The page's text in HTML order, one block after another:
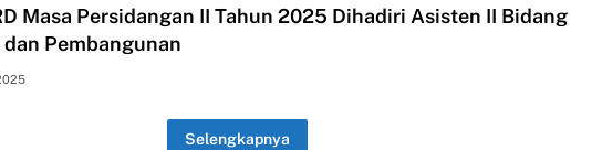
Masa Persidangan II Tahun 2025 Dihadiri Asisten II Bidang
Pembangunan
Selengkapnya